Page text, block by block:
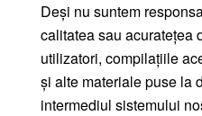
Deși nu suntem
calitatea sau acuratețea
utilizatori, compilațiile
și alte materiale puse la
intermediul sistemului